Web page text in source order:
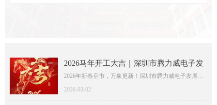
2026马年开工大吉｜深圳市腾力威电子发
展有限公司新程启航
2026年新春启市，万象更新！深圳市腾力威电子发展有
2026-03-02